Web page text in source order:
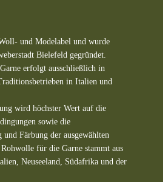
und Modelabel und wurde
Bielefeld gegründet.
erfolgt ausschließlich in
in Italien und
wird höchster Wert auf die
sowie die
und Färbung der ausgewählten
für die Garne stammt aus
Neuseeland, Südafrika und der